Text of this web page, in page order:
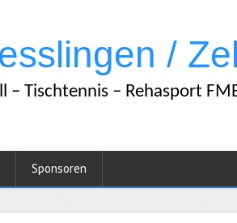
Sponsoren